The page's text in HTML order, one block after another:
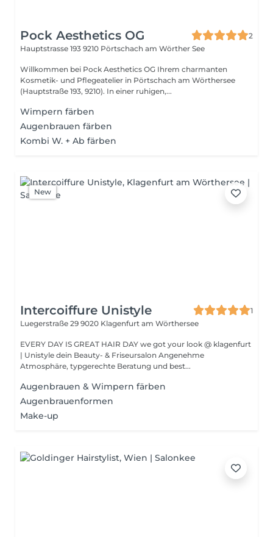
Pock Aesthetics OG
2
Hauptstrasse 193 9210 Pörtschach am Wörther See
Willkommen bei Pock Aesthetics OG Ihrem charmanten
Kosmetik- und Pflegeatelier in Pörtschach am Wörthersee
(Hauptstraße 193, 9210). In einer ruhigen,...
Wimpern färben
Augenbrauen färben
Kombi W. + Ab färben
New
Intercoiffure Unistyle
1
Luegerstraße 29 9020 Klagenfurt am Wörthersee
EVERY DAY IS GREAT HAIR DAY we got your look @ klagenfurt
| Unistyle dein Beauty- & Friseursalon Angenehme
Atmosphäre, typgerechte Beratung und best...
Augenbrauen & Wimpern färben
Augenbrauenformen
Make-up